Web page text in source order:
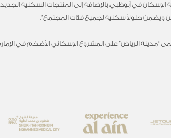
في أبوظبي، بالإضافة إلى المنتجات السكنية
ويضمن حلولاً سكنية لجميع فئات المجتمع”.
“مدينة الرياض” على المشروع الإسكاني الأضخم في